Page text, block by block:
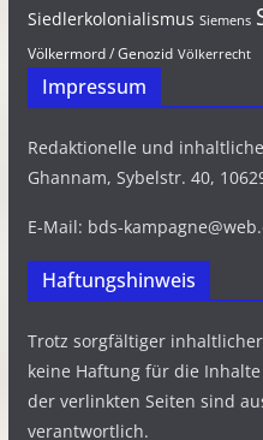
Siedlerkolonialismus Siemens
Völkermord / Genozid Völkerrecht
Impressum
Redaktionelle und
Ghannam, Sybelstr. 40,
E-Mail: bds-
Haftungshinweis
Trotz sorgfältiger
keine Haftung für die
der verlinkten Seiten sind
verantwortlich.